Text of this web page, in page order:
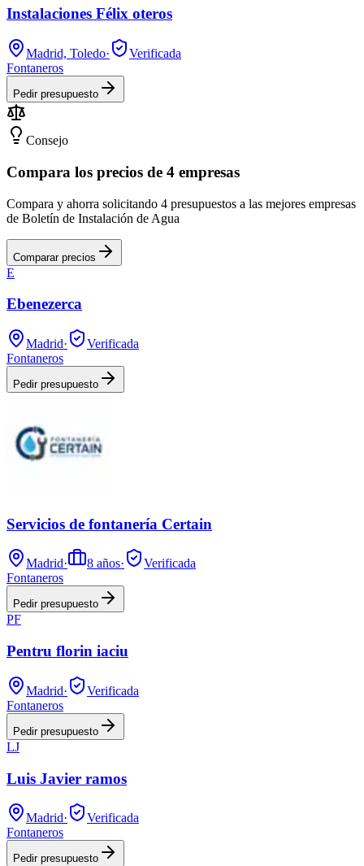
Instalaciones Félix oteros
Madrid, Toledo·
Verificada
Fontaneros
Pedir presupuesto
Consejo
Compara los precios de 4 empresas
Compara y ahorra solicitando 4 presupuestos a las mejores empresas
de Boletín de Instalación de Agua
Comparar precios
E
Ebenezerca
Madrid·
Verificada
Fontaneros
Pedir presupuesto
Servicios de fontanería Certain
Madrid· 8 años·
Verificada
Fontaneros
Pedir presupuesto
PF
Pentru florin iaciu
Madrid·
Verificada
Fontaneros
Pedir presupuesto
LJ
Luis Javier ramos
Madrid·
Verificada
Fontaneros
Pedir presupuesto